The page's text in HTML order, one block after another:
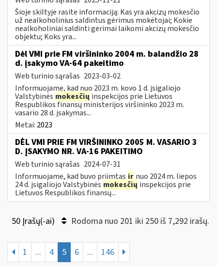
Šioje skiltyje rasite informaciją: Kas yra akcizų mokesčio
už nealkoholinius saldintus gėrimus mokėtojai; Kokie
nealkoholiniai saldinti gėrimai laikomi akcizų mokesčio
objektu; Koks yra...
Dėl VMI prie FM viršininko 2004 m. balandžio 28
d. įsakymo VA-64 pakeitimo
Web turinio sąrašas 2023-03-02
Informuojame, kad nuo 2023 m. kovo 1 d. įsigaliojo
Valstybinės mokesčių inspekcijos prie Lietuvos
Respublikos finansų ministerijos viršininko 2023 m.
vasario 28 d. įsakymas...
Metai: 2023
DĖL VMI PRIE FM VIRŠININKO 2005 M. VASARIO 3
D. ĮSAKYMO NR. VA-16 PAKEITIMO
Web turinio sąrašas 2024-07-31
Informuojame, kad buvo priimtas ir nuo 2024 m. liepos
24 d. įsigaliojo Valstybinės mokesčių inspekcijos prie
Lietuvos Respublikos finansų...
50 Įrašų(-ai) Rodoma nuo 201 iki 250 iš 7,292 irašų.
1 ... 4 5 6 ... 146